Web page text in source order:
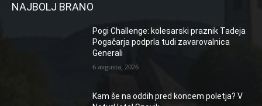
NAJBOLJ BRANO
Pogi Challenge: kolesarski praznik Tadeja
Pogačarja podprla tudi zavarovalnica
Generali
6 avgusta, 2026
Kam še na oddih pred koncem poletja? V